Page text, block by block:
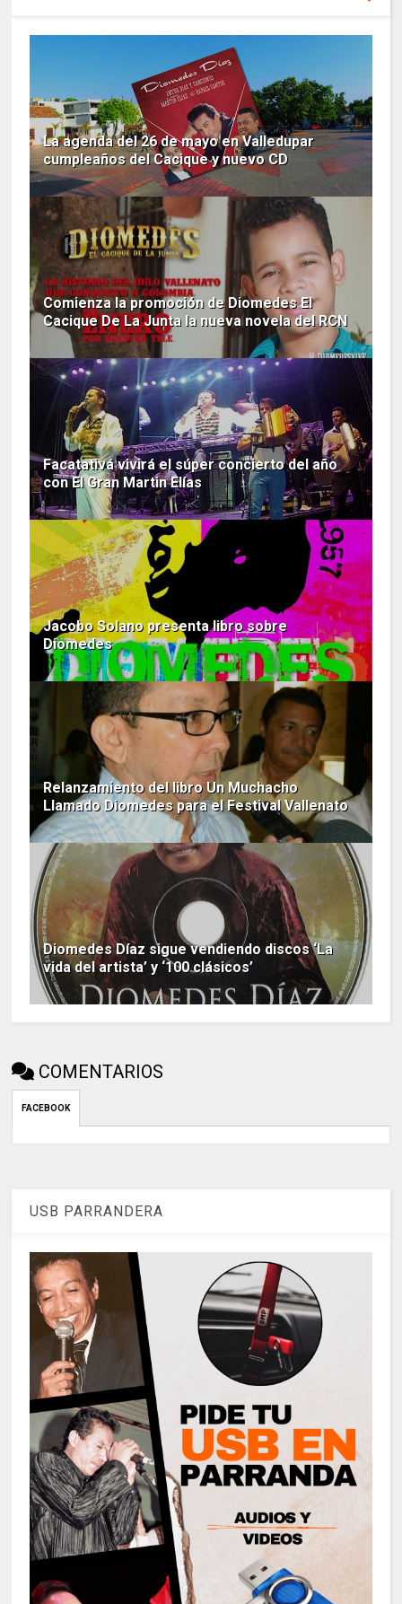
La agenda del 26 de mayo en Valledupar
cumpleaños del Cacique y nuevo CD
Comienza la promoción de Diomedes El
Cacique De La Junta la nueva novela del RCN
Facatativá vivirá el súper concierto del año
con El Gran Martin Elías
Jacobo Solano presenta libro sobre
Diomedes
Relanzamiento del libro Un Muchacho
Llamado Diomedes para el Festival Vallenato
Diomedes Díaz sigue vendiendo discos ‘La
vida del artista’ y ‘100 clásicos’
COMENTARIOS
FACEBOOK
USB PARRANDERA